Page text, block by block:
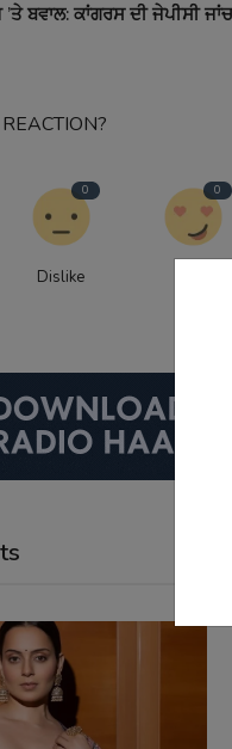
ਬਵਾਲ: ਕਾਂਗਰਸ ਦੀ ਜੇਪੀਸੀ
0
Dislike
0